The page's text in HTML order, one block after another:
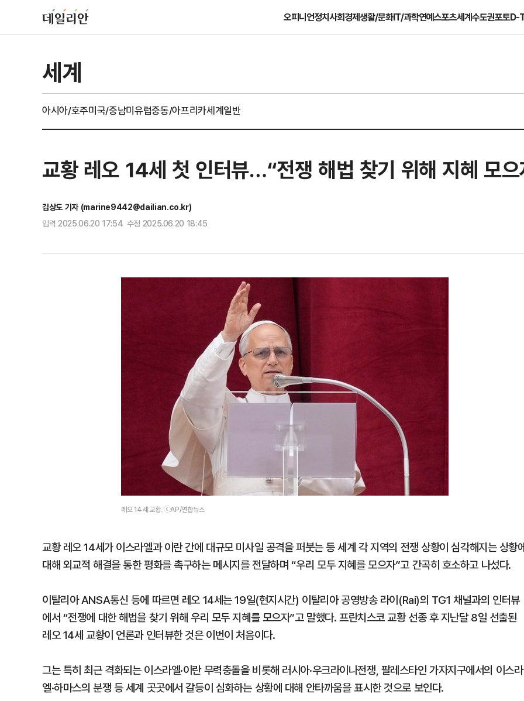
오피니언정치사회경제생활/문화IT/과학연예스포츠세계수도권포토D-
세계
아시아/호주미국/중남미유럽중동/아프리카세계일반
교황 레오 14세 첫 인터뷰…“전쟁 해법 찾기 위해 지혜 모
김상도 기자 (marine9442@dailian.co.kr)
입력 2025.06.20 17:54 수정 2025.06.20 18:45
레오 14세 교황. ⓒAP/연합뉴스
교황 레오 14세가 이스라엘과 이란 간에 대규모 미사일 공격을 퍼붓는 등 세계 각 지역의 전쟁 상황이 심각해지는 상황
대해 외교적 해결을 통한 평화를 촉구하는 메시지를 전달하며 “우리 모두 지혜를 모으자”고 간곡히 호소하고 나섰다.
이탈리아 ANSA통신 등에 따르면 레오 14세는 19일(현지시간) 이탈리아 공영방송 라이(Rai)의 TG1 채널과의 인터뷰
에서 “전쟁에 대한 해법을 찾기 위해 우리 모두 지혜를 모으자”고 말했다. 프란치스코 교황 선종 후 지난달 8일 선출된
레오 14세 교황이 언론과 인터뷰한 것은 이번이 처음이다.
그는 특히 최근 격화되는 이스라엘·이란 무력충돌을 비롯해 러시아·우크라이나전쟁, 팔레스타인 가자지구에서의 이스라
엘·하마스의 분쟁 등 세계 곳곳에서 갈등이 심화하는 상황에 대해 안타까움을 표시한 것으로 보인다.